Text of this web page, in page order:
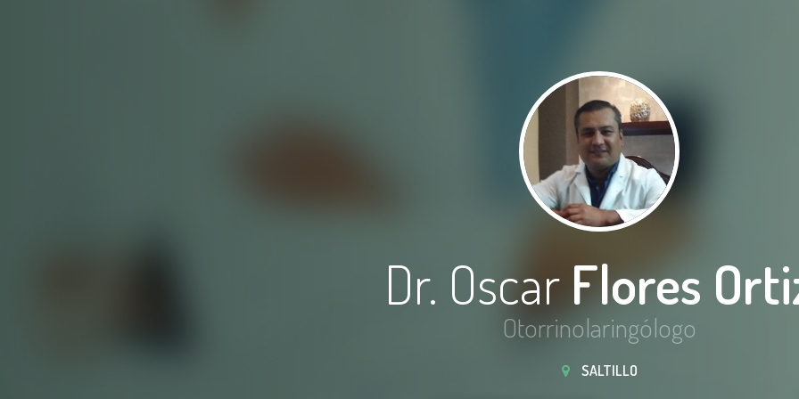
Dr. Oscar Flores
Otorrinolaringólogo
SALTILLO